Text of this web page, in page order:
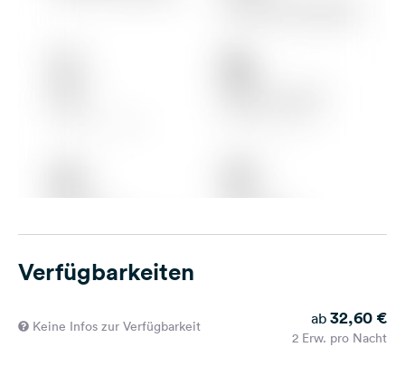
Verfügbarkeiten
Keine Infos zur Verfügbarkeit ab 32,60 €
2 Erw. pro Nacht